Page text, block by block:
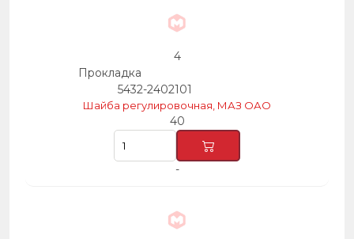
4
Прокладка
5432-2402101
Шайба регулировочная, МАЗ ОАО
40
-